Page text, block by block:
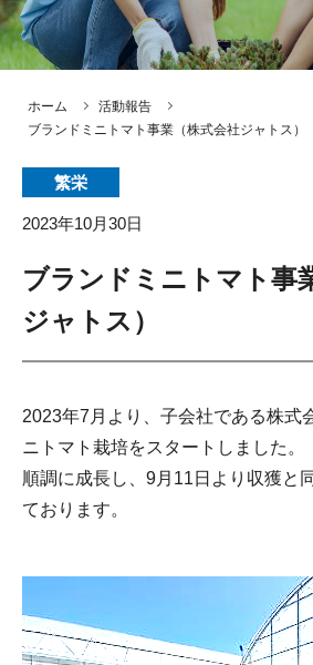
活動報告
企業サイト
ホーム
活動報告
ブランドミニトマト事業（株式会社ジャトス）
繁栄
2023年10月30日
ブランドミニトマト事
ジャトス）
2023年7月より、子会社である株式
ニトマト栽培をスタートしました。
順調に成長し、9月11日より収獲と
ております。
活動報告